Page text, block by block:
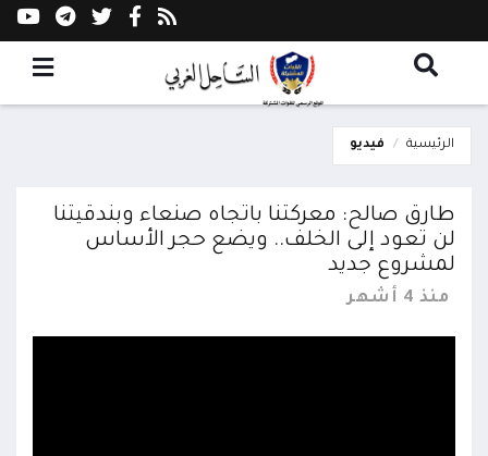
الرئيسية فيديو
طارق صالح: معركتنا باتجاه صنعاء وبندقيتنا
لن تعود إلى الخلف.. ويضع حجر الأساس
لمشروع جديد
منذ 4 أشهر